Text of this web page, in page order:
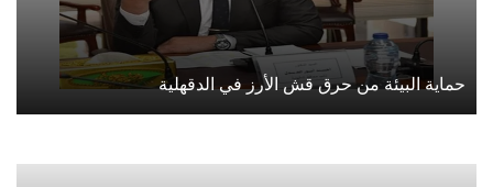
حماية البيئة من حرق قش الأرز في الدقهلية